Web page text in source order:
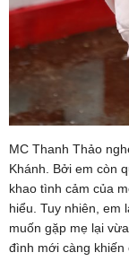
MC Thanh Thảo
Khánh. Bởi em còn
khao tình cảm của
hiểu. Tuy nhiên, em
muốn gặp mẹ lại
đình mới càng khiến